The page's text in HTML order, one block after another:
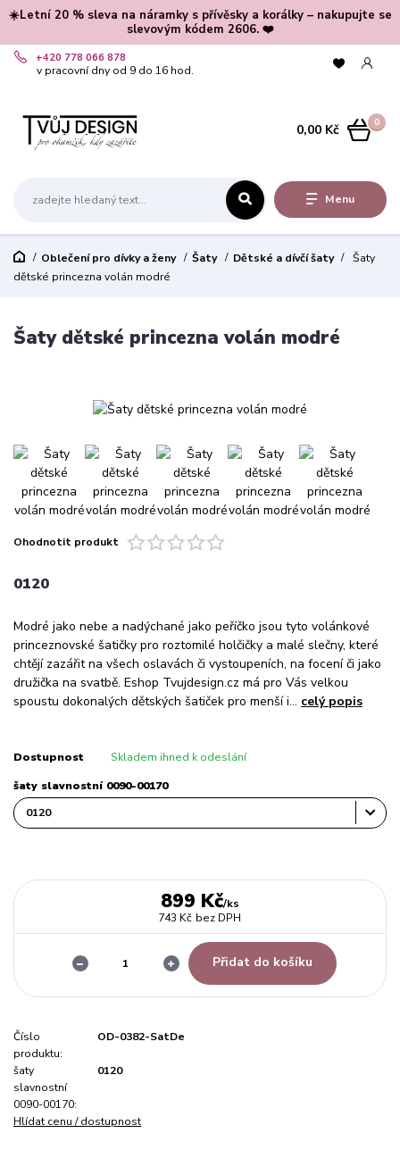
☀️Letní 20 % sleva na náramky s přívěsky a korálky – nakupujte se
slevovým kódem 2606. ❤️
Menu
+420 778 066 878
v pracovní dny od 9 do 16 hod.
0
0,00 Kč
Oblečení pro dívky a ženy Šaty Dětské a dívčí šaty
Šaty
dětské princezna volán modré
Šaty dětské princezna volán modré
Ohodnotit produkt
0120
Modré jako nebe a nadýchané jako peříčko jsou tyto volánkové
princeznovské šatičky pro roztomilé holčičky a malé slečny, které
chtějí zazářit na všech oslavách či vystoupeních, na focení či jako
družička na svatbě. Eshop Tvujdesign.cz má pro Vás velkou
spoustu dokonalých dětských šatiček pro menší i... celý popis
Dostupnost Skladem ihned k odeslání
šaty slavnostní 0090-00170
899 Kč/ks
743 Kč bez DPH
Přidat do košíku
Číslo
produktu:
OD-0382-SatDe
šaty
slavnostní
0090-00170:
0120
Hlídat cenu / dostupnost